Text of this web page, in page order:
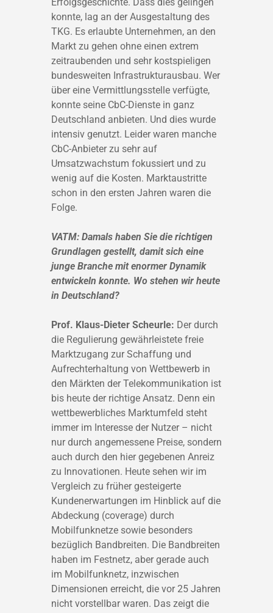
konnte, lag an der Ausgestaltung des
TKG. Es erlaubte Unternehmen, an den
Markt zu gehen ohne einen extrem
zeitraubenden und sehr kostspieligen
bundesweiten Infrastrukturausbau. Wer
über eine Vermittlungsstelle verfügte,
konnte seine CbC-Dienste in ganz
Deutschland anbieten. Und dies wurde
intensiv genutzt. Leider waren manche
CbC-Anbieter zu sehr auf
Umsatzwachstum fokussiert und zu
wenig auf die Kosten. Marktaustritte
schon in den ersten Jahren waren die
Folge.
VATM: Damals haben Sie die richtigen
Grundlagen gestellt, damit sich eine
junge Branche mit enormer Dynamik
entwickeln konnte. Wo stehen wir heute
in Deutschland?
Prof. Klaus-Dieter Scheurle: Der durch
die Regulierung gewährleistete freie
Marktzugang zur Schaffung und
Aufrechterhaltung von Wettbewerb in
den Märkten der Telekommunikation ist
bis heute der richtige Ansatz. Denn ein
wettbewerbliches Marktumfeld steht
immer im Interesse der Nutzer – nicht
nur durch angemessene Preise, sondern
auch durch den hier gegebenen Anreiz
zu Innovationen. Heute sehen wir im
Vergleich zu früher gesteigerte
Kundenerwartungen im Hinblick auf die
Abdeckung (coverage) durch
Mobilfunknetze sowie besonders
bezüglich Bandbreiten. Die Bandbreiten
haben im Festnetz, aber gerade auch
im Mobilfunknetz, inzwischen
Dimensionen erreicht, die vor 25 Jahren
nicht vorstellbar waren. Das zeigt die